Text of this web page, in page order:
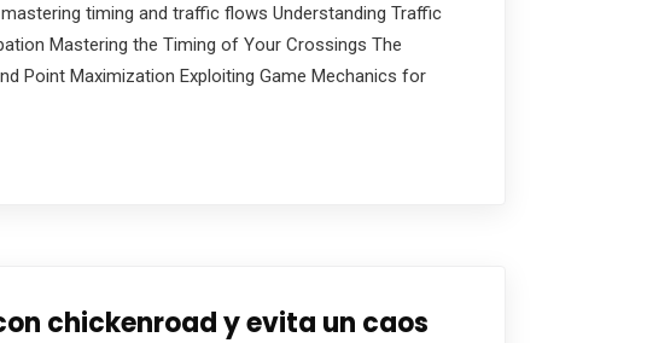
timing and traffic flows Understanding Traffic
Mastering the Timing of Your Crossings The
Point Maximization Exploiting Game Mechanics for
chickenroad y evita un caos